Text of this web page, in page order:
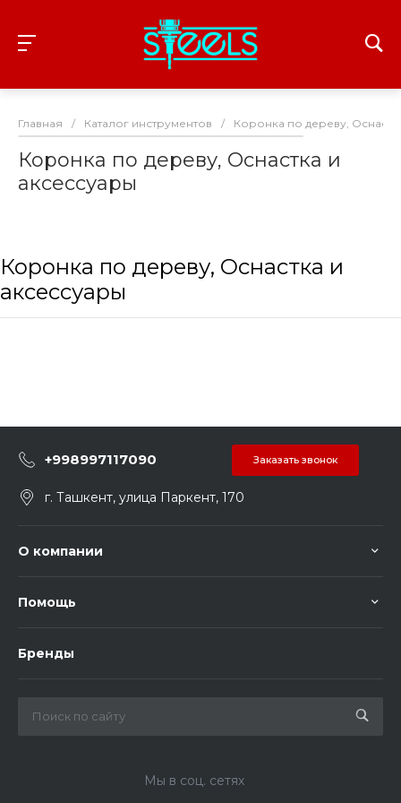
Главная / Каталог инструментов / Коронка по дереву,
Коронка по дереву, Оснастка и
аксессуары
Коронка по дереву, Оснастка и
аксессуары
+998997117090 Заказать звонок
г. Ташкент, улица Паркент, 170
О компании
Помощь
Бренды
Мы в соц. сетях